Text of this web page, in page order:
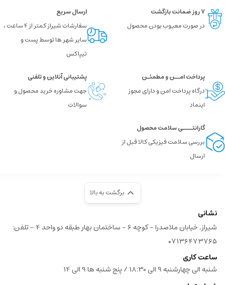
۷ روز ضمانت بازگشت
در صورت معیوب بودن محصول
ارسال سریع
سفارشات شیراز کمتر از 4 ساعت ،
سایر شهر ها توسط پست و
تیپاکس
پرداخت امــن و مطمئـن
درگاه پرداخت امن و دارای مجوز
اینماد
پشتیبانی آنلاین و تلفنی
جهت مشاوره خرید محصول و
سوالات
گارانتــــی سلامت محصول
بررسی سلامت فیزیکی کالا قبل از
ارسال
برگشت به بالا
نشانی
شیراز, خیابان ملاصدرا - کوچه 6 - ساختمان بهار طبقه دو واحد 4 - تلفن:
۰۷۱۳۶۴۷۳۷۶۵
ساعت کاری
شنبه الی چهارشنبه 9 الی 18:30 / پنج شنبه ها 9 الی 14